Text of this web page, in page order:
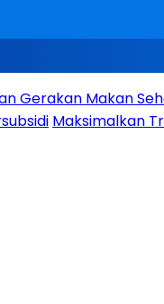
Gerakan Makan
Maksimalkan